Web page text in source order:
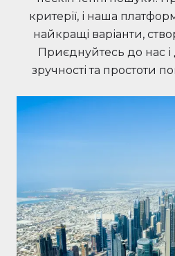
критерії, і наша
найкращі варіанти,
Приєднуйтесь до нас і
зручності та простоти